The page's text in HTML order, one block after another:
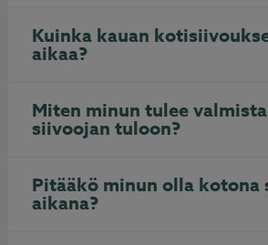
Kuinka kauan
aikaa?
Miten minun tulee
siivoojan tuloon?
Pitääkö minun olla kotona
aikana?